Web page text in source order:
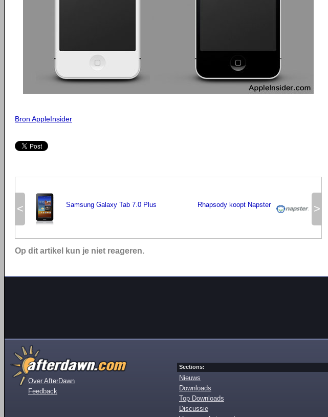
Bron AppleInsider
< Samsung Galaxy Tab 7.0 Plus >
Rhapsody koopt Napster
Op dit artikel kun je niet reageren.
Over AfterDawn
Feedback
Sections:
Nieuws
Downloads
Top Downloads
Discussie